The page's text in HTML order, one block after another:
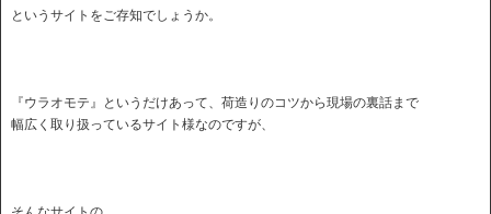
というサイトをご存知でしょうか。
『ウラオモテ』というだけあって、荷造りのコツから現場の裏話まで
幅広く取り扱っているサイト様なのですが、